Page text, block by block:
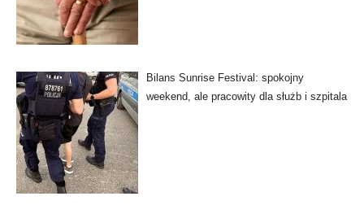
Bilans Sunrise Festival: spokojny
weekend, ale pracowity dla służb i szpitala